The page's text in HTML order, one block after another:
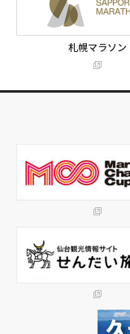
札幌マラソン